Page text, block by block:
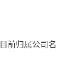
前归属公司名